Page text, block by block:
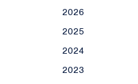
2026
2025
2024
2023